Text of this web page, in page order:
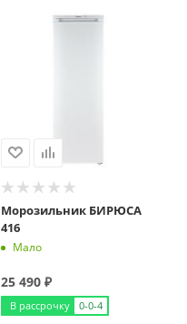
Морозильник БИРЮСА
416
Мало
25 490 ₽
В рассрочку 0-0-4